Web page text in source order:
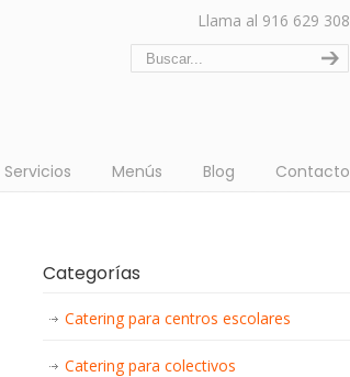
Llama al 916 629 308
Servicios Menús Blog Contacto
Categorías
Catering para centros escolares
Catering para colectivos